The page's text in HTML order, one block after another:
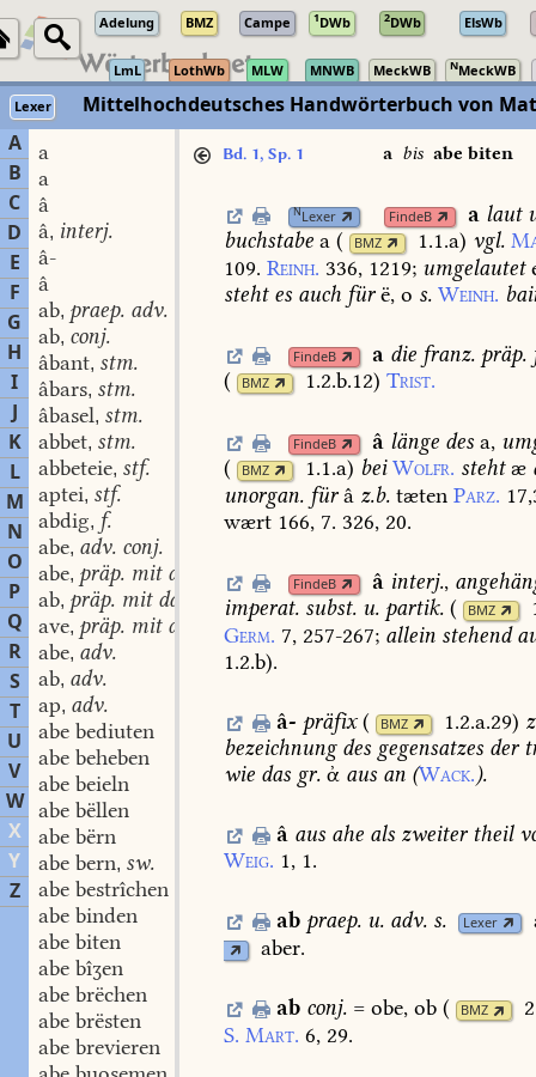
Adelung BMZ Campe 1DWb 2DWb ElsWb
LmL LothWb MLW MNWB MeckWB NMeckWB
Lexer
Mittelhochdeutsches Handwörterbuch von
A
B
C
D
E
F
G
H
I
J
K
L
M
N
O
P
Q
R
S
T
U
V
W
X
Y
Z
a
a
â
â, interj.
â-
â
ab, praep. adv.
ab, conj.
âbant, stm.
âbars, stm.
âbasel, stm.
abbet, stm.
abbeteie, stf.
aptei, stf.
abdig, f.
abe, adv. conj.
abe, präp. mit dat.
ab, präp. mit dat.
ave, präp. mit dat.
abe, adv.
ab, adv.
ap, adv.
abe bediuten
abe beheben
abe beieln
abe bëllen
abe bërn
abe bern, sw.
abe bestrîchen
abe binden
abe biten
abe bîʒen
abe brëchen
abe brësten
abe brevieren
Bd. 1, Sp. 1 abis abe biten
NLexer FindeB a laut
buchstabe a ( BMZ 1.1.a) vgl.
109. Reinh. 336, 1219; umgelautet
stehtes auch fürë, o s. Weinh.
FindeB a die franz. präp.
(
BMZ 1.2.b.12) Trist.
FindeB â länge des a,
(
BMZ 1.1.a) bei Wolfr. stehtæ
unorgan. fürâ z.b. tæten Parz.
wært 166, 7. 326, 20.
FindeB â interj.,
imperat. subst. u. partik. ( BMZ
Germ. 7, 257-267; allein stehend
1.2.b).
â- präfix ( BMZ 1.2.a.29)
bezeichnungdes gegensatzes der
wie das gr. ἀ aus an (Wack.).
â ausahe alszweitertheil
Weig. 1, 1.
ab praep. u. adv. s. Lexer
aber.
ab conj.=obe,ob ( BMZ
S. Mart. 6, 29.